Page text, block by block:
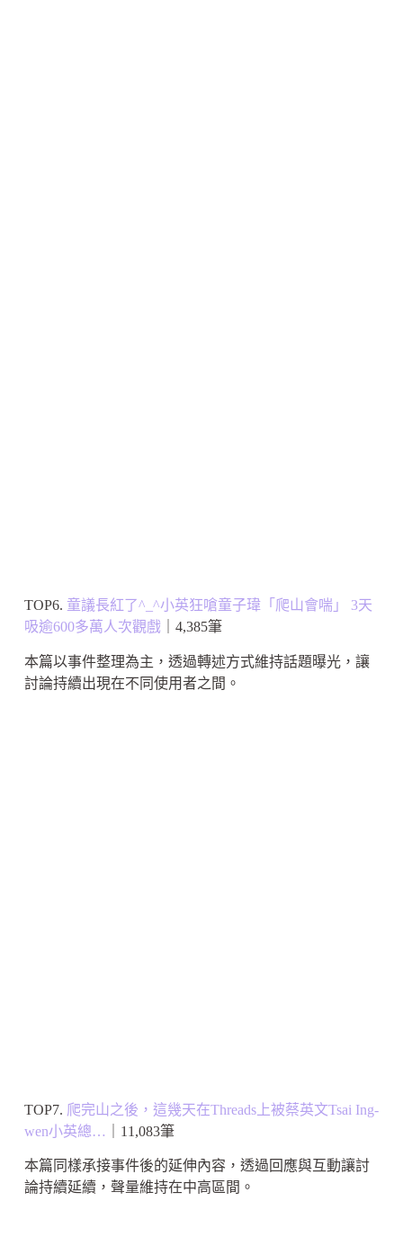
TOP6. 童議長紅了^_^小英狂嗆童子瑋「爬山會喘」 3天
吸逾600多萬人次觀戲｜4,385筆
本篇以事件整理為主，透過轉述方式維持話題曝光，讓
討論持續出現在不同使用者之間。
TOP7. 爬完山之後，這幾天在Threads上被蔡英文Tsai Ing-
wen小英總…
｜11,083筆
本篇同樣承接事件後的延伸內容，透過回應與互動讓討
論持續延續，聲量維持在中高區間。